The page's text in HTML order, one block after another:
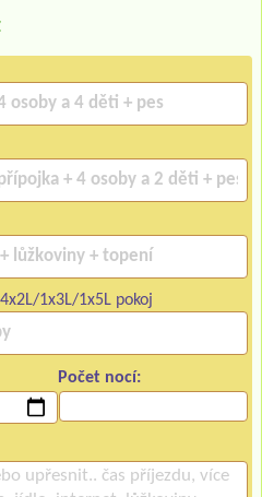
1x3L/1x5L pokoj
Počet nocí: